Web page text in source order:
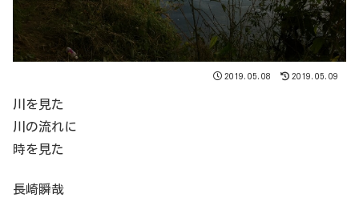
2019.05.08 2019.05.09
川を見た
川の流れに
時を見た
長崎瞬哉